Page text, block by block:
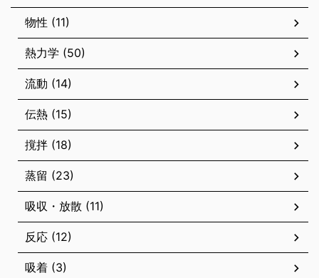
物性 (11)
熱力学 (50)
流動 (14)
伝熱 (15)
撹拌 (18)
蒸留 (23)
吸収・放散 (11)
反応 (12)
吸着 (3)